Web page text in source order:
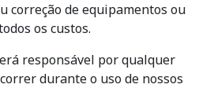
correção de equipamentos ou
os custos.
responsável por qualquer
durante o uso de nossos